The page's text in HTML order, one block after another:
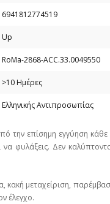
6941812774519
Up
RoMa-2868-ACC.33.0049550
>10 Ημέρες
Ελληνικής Αντιπροσωπίας
την επίσημη εγγύηση
φυλάξεις. Δεν
μεταχείριση,
έλεγχο.